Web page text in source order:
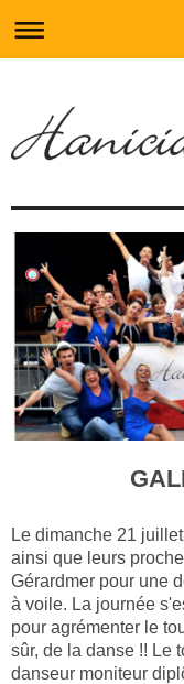
Le dimanche 21
ainsi que leurs
Gérardmer pour une
à voile. La journée
pour agrémenter le
sûr, de la danse !! Le
danseur moniteur